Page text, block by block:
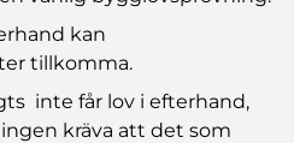
kan
tillkomma.
inte får lov i efterhand,
kräva att det som